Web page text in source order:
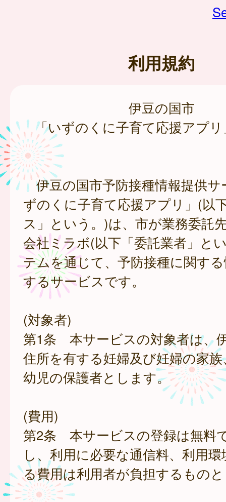
利用規約
伊豆の国市
「いずのくに子育て応援アプ
伊豆の国市予防接種情報提供サ
ずのくに子育て応援アプリ」(以
ス」という。)は、市が業務委託
会社ミラボ(以下「委託業者」と
テムを通じて、予防接種に関す
するサービスです。
(対象者)
第1条 本サービスの対象者は、
住所を有する妊婦及び妊婦の家
幼児の保護者とします。
(費用)
第2条 本サービスの登録は無料
し、利用に必要な通信料、利用
る費用は利用者が負担するもの